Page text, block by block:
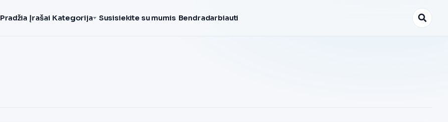
Pradžia Įrašai Kategorija Susisiekite su mumis Bendradarbiauti